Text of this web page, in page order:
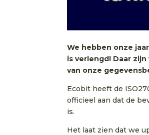
We hebben onze
is verlengd! Daar
van onze
Ecobit heeft de
officieel aan dat de
is.
Het laat zien dat we